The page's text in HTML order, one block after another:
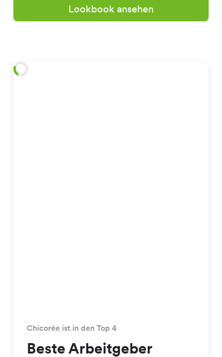
Lookbook ansehen
Chicorée ist in den Top 4
Beste Arbeitgeber